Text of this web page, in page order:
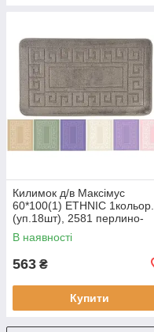
Килимок д/в Максімус
60*100(1) ETHNIC 1кольор.
(уп.18шт), 2581 перлино-
білий
В наявності
563 ₴
Купити